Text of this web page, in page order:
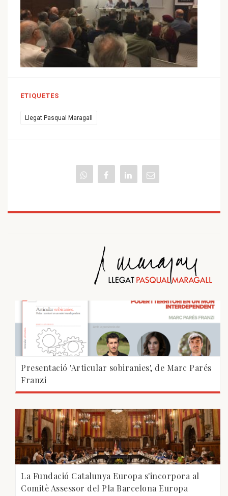
ETIQUETES
Llegat Pasqual Maragall
Presentació 'Articular sobiranies', de Marc Parés
Franzi
La Fundació Catalunya Europa s'incorpora al
Comitè Assessor del Pla Barcelona Europa